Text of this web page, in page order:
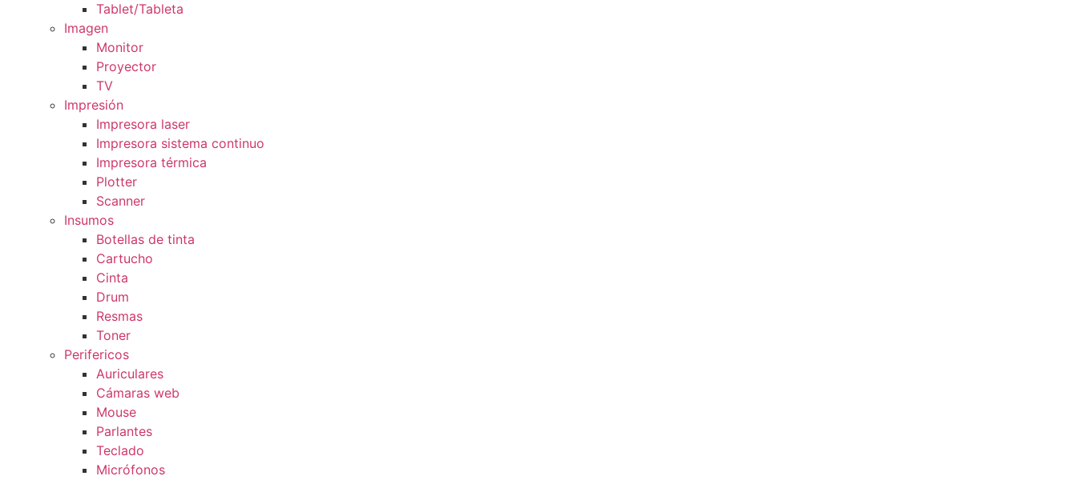
Tablet/Tableta
Imagen
Monitor
Proyector
TV
Impresión
Impresora laser
Impresora sistema continuo
Impresora térmica
Plotter
Scanner
Insumos
Botellas de tinta
Cartucho
Cinta
Drum
Resmas
Toner
Perifericos
Auriculares
Cámaras web
Mouse
Parlantes
Teclado
Micrófonos